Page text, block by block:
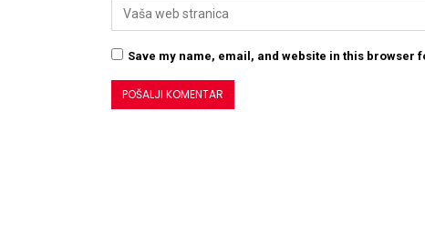
Save my name, email, and website in this browser